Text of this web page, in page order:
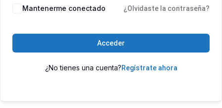
Mantenerme conectado ¿Olvidaste la contraseña?
Acceder
¿No tienes una cuenta?Regístrate ahora